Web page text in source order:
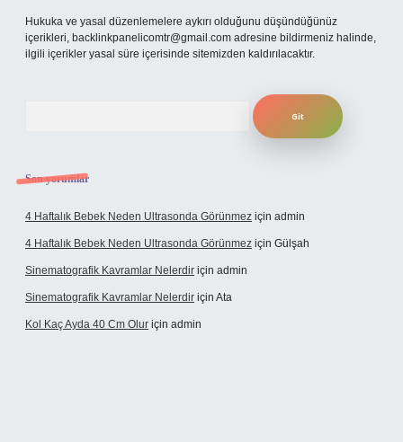
Hukuka ve yasal düzenlemelere aykırı olduğunu düşündüğünüz
içerikleri, backlinkpanelicomtr@gmail.com adresine bildirmeniz halinde,
ilgili içerikler yasal süre içerisinde sitemizden kaldırılacaktır.
Son yorumlar
4 Haftalık Bebek Neden Ultrasonda Görünmez için admin
4 Haftalık Bebek Neden Ultrasonda Görünmez için Gülşah
Sinematografik Kavramlar Nelerdir için admin
Sinematografik Kavramlar Nelerdir için Ata
Kol Kaç Ayda 40 Cm Olur için admin